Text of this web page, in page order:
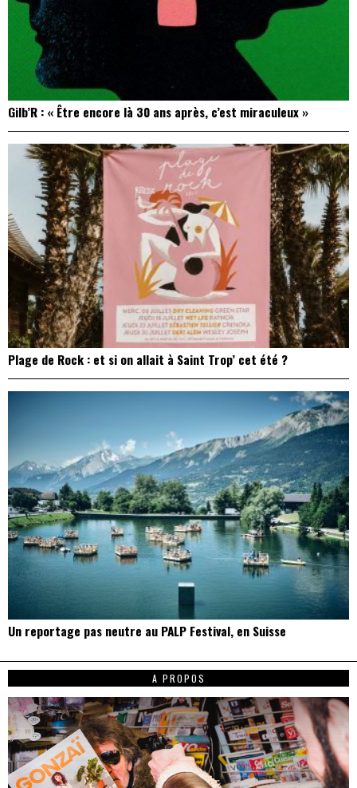
Gilb’R : « Être encore là 30 ans après, c’est miraculeux »
Plage de Rock : et si on allait à Saint Trop’ cet été ?
Un reportage pas neutre au PALP Festival, en Suisse
A PROPOS